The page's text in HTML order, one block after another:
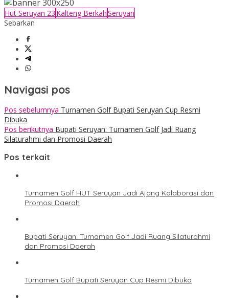
Hut Seruyan 23 Kalteng BerkahSeruyan
Sebarkan
Navigasi pos
Pos sebelumnya Turnamen Golf Bupati Seruyan Cup Resmi
Dibuka
Pos berikutnya Bupati Seruyan: Turnamen Golf Jadi Ruang
Silaturahmi dan Promosi Daerah
Pos terkait
Turnamen Golf HUT Seruyan Jadi Ajang Kolaborasi dan
Promosi Daerah
Bupati Seruyan: Turnamen Golf Jadi Ruang Silaturahmi
dan Promosi Daerah
Turnamen Golf Bupati Seruyan Cup Resmi Dibuka